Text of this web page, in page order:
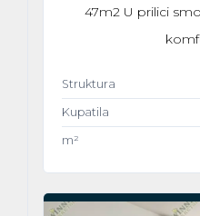
47m2 U prilici
Struktura
Kupatila
m²